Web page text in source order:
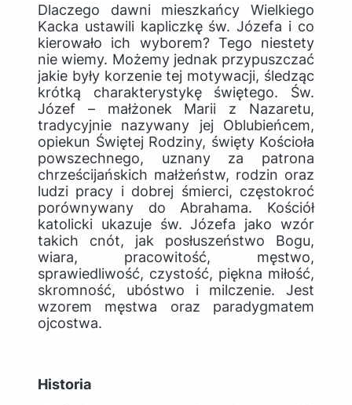
Dlaczego dawni mieszkańcy Wielkiego
Kacka ustawili kapliczkę św. Józefa i co
kierowało ich wyborem? Tego niestety
nie wiemy. Możemy jednak przypuszczać
jakie były korzenie tej motywacji, śledząc
krótką charakterystykę świętego. Św.
Józef – małżonek Marii z Nazaretu,
tradycyjnie nazywany jej Oblubieńcem,
opiekun Świętej Rodziny, święty Kościoła
powszechnego, uznany za patrona
chrześcijańskich małżeństw, rodzin oraz
ludzi pracy i dobrej śmierci, częstokroć
porównywany do Abrahama. Kościół
katolicki ukazuje św. Józefa jako wzór
takich cnót, jak posłuszeństwo Bogu,
wiara, pracowitość, męstwo,
sprawiedliwość, czystość, piękna miłość,
skromność, ubóstwo i milczenie. Jest
wzorem męstwa oraz paradygmatem
ojcostwa.
Historia